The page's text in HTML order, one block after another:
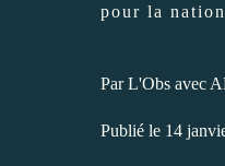
pour la
Par L'Obs avec
Publié le 14